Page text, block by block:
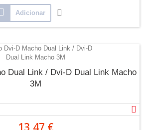
Adicionar
Dual Link / Dvi-D Dual Link Macho
3M
13,47 €